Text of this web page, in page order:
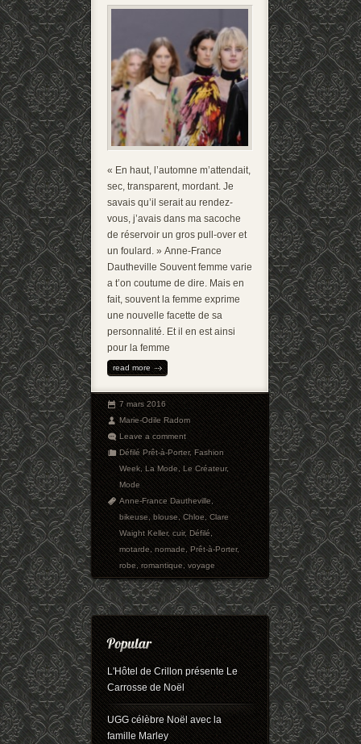
« En haut, l’automne m’attendait,
sec, transparent, mordant. Je
savais qu’il serait au rendez-
vous, j’avais dans ma sacoche
de réservoir un gros pull-over et
un foulard. » Anne-France
Dautheville Souvent femme varie
a t’on coutume de dire. Mais en
fait, souvent la femme exprime
une nouvelle facette de sa
personnalité. Et il en est ainsi
pour la femme
read more
7 mars 2016
Marie-Odile Radom
Leave a comment
Défilé Prêt-à-Porter,Fashion
Week,La Mode,Le Créateur,
Mode
Anne-France Dautheville,
bikeuse,blouse,Chloe,Clare
Waight Keller,cuir,Défilé,
motarde,nomade,Prêt-à-Porter,
robe,romantique,voyage
L'Hôtel de Crillon présente Le
Carrosse de Noël
UGG célèbre Noël avec la
famille Marley